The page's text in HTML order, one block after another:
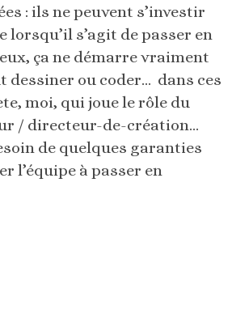
: ils ne peuvent s’investir
lorsqu’il s’agit de passer en
ça ne démarre vraiment
dessiner ou coder… dans ces
moi, qui joue le rôle du
/ directeur-de-création…
de quelques garanties
l’équipe à passer en